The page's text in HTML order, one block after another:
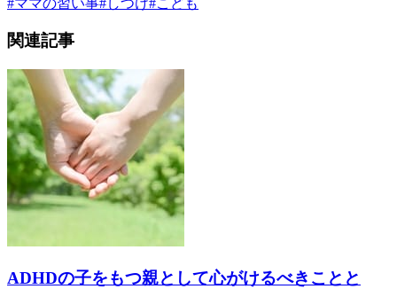
関連記事
ADHDの子をもつ親として心がけるべきことと